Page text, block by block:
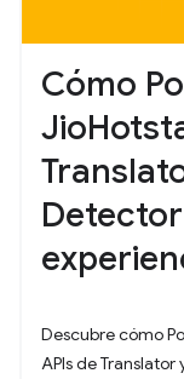
Cómo
Descubre cómo
APIs de